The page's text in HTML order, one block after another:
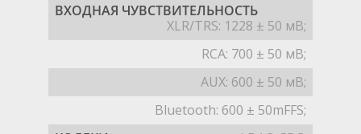
ВХОДНАЯ ЧУВСТВИТЕЛЬНОСТЬ
XLR/TRS: 1228 ± 50 мВ;
RCA: 700 ± 50 мВ;
AUX: 600 ± 50 мВ;
Bluetooth: 600 ± 50mFFS;